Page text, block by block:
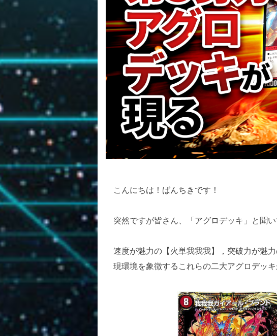
こんにちは！ばんちきです！
突然ですが皆さん、「アグロデッキ」と聞
速度が魅力の【火単我我我】，突破力が魅力
現環境を象徴するこれらの二大アグロデッ